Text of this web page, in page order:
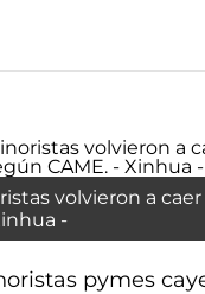
volvieron a
-
pymes